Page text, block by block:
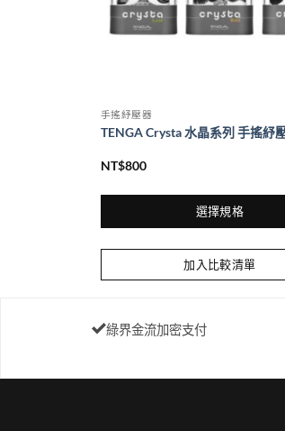
手搖紓壓器
TENGA Crysta 水晶系列 手搖紓
NT$800
選擇規格
品
多
式。
加入比較清單
綠界金流加密支付